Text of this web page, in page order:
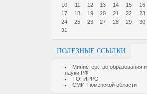
10
11 12 13 14 15
16
17
18 19 20 21 22
23
24
25 26 27 28 29
30
31
ПОЛЕЗНЫЕ ССЫЛКИ
Министерство образования и
науки РФ
ТОГИРРО
СМИ Тюменской области